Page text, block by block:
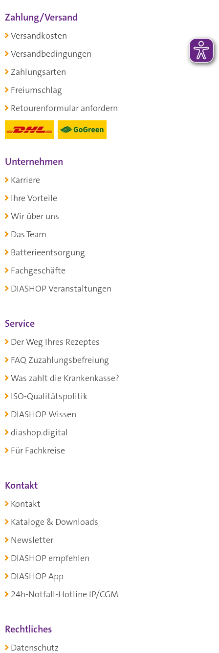
Zahlung/Versand
Versandkosten
Versandbedingungen
Zahlungsarten
Freiumschlag
Retourenformular anfordern
Unternehmen
Karriere
Ihre Vorteile
Wir über uns
Das Team
Batterieentsorgung
Fachgeschäfte
DIASHOP Veranstaltungen
Service
Der Weg Ihres Rezeptes
FAQ Zuzahlungsbefreiung
Was zahlt die Krankenkasse?
ISO-Qualitätspolitik
DIASHOP Wissen
diashop.digital
Für Fachkreise
Kontakt
Kontakt
Kataloge & Downloads
Newsletter
DIASHOP empfehlen
DIASHOP App
24h-Notfall-Hotline IP/CGM
Rechtliches
Datenschutz